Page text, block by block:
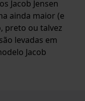
Jacob Jensen
ainda maior (e
preto ou talvez
levadas em
Jacob